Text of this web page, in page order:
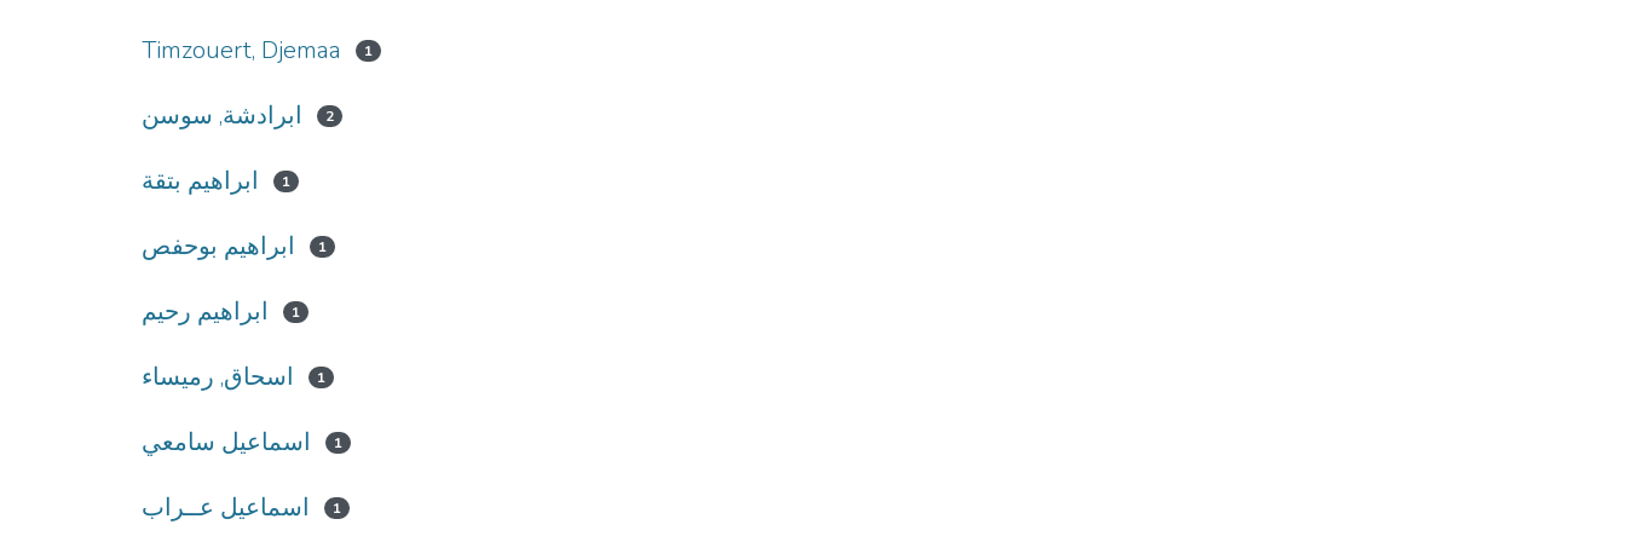
Timzouert, Djemaa 1
ابرادشة, سوسن 2
ابراهيم بتقة 1
ابراهيم بوحفص 1
ابراهيم رحيم 1
اسحاق, رميساء 1
اسماعيل سامعي 1
اسماعيل عــراب 1